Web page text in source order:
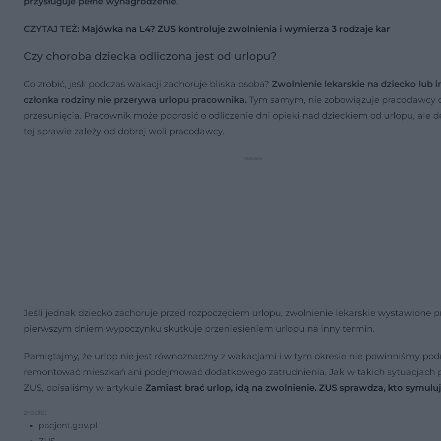
CZYTAJ TEŻ: Majówka na L4? ZUS kontroluje zwolnienia i wymierza 3 rodzaje kar
Czy choroba dziecka odliczona jest od urlopu?
Co zrobić, jeśli podczas wakacji zachoruje bliska osoba? Zwolnienie lekarskie na dziecko lub
członka rodziny nie przerywa urlopu pracownika. Tym samym, nie zobowiązuje pracodawcy
przesunięcia. Pracownik może poprosić o odliczenie dni opieki nad dzieckiem od urlopu, ale
tej sprawie zależy od dobrej woli pracodawcy.
Jeśli jednak dziecko zachoruje przed rozpoczęciem urlopu, zwolnienie lekarskie wystawione
pierwszym dniem wypoczynku skutkuje przeniesieniem urlopu na inny termin.
Pamiętajmy, że urlop nie jest równoznaczny z wakacjami i w tym okresie nie powinniśmy
remontować mieszkań ani podejmować dodatkowego zatrudnienia. Jak w takich sytuacjach
ZUS, opisaliśmy w artykule Zamiast brać urlop, idą na zwolnienie. ZUS sprawdza, kto
źródła:
pacjent.gov.pl